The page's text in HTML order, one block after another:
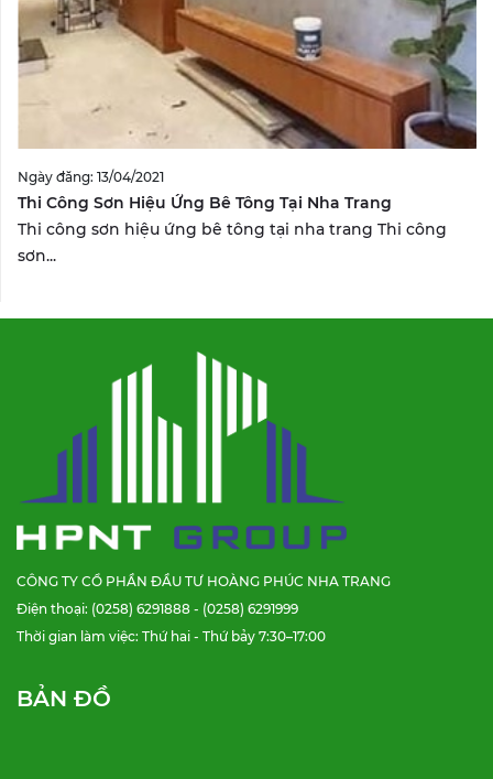
Ngày đăng: 13/04/2021
Thi Công Sơn Hiệu Ứng Bê Tông Tại Nha Trang
Thi công sơn hiệu ứng bê tông tại nha trang Thi công
sơn...
CÔNG TY CỔ PHẦN ĐẦU TƯ HOÀNG PHÚC NHA TRANG
Điện thoại: (0258) 6291888 - (0258) 6291999
Thời gian làm việc: Thứ hai - Thứ bảy 7:30–17:00
BẢN ĐỒ